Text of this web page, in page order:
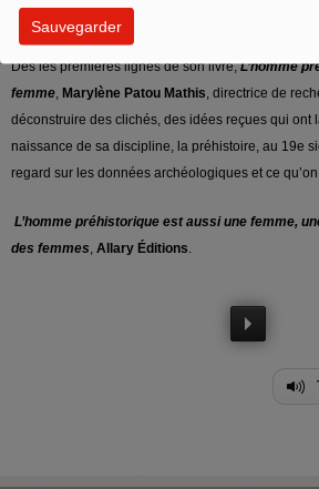
Sauvegarder
outils et été à l’origine d’innovations et
Dès les premières lignes de son livre,L’homme
femme Marylène Patou Mathis , directrice de
déconstruire des clichés, des idées reçues qui ont
naissance de sa discipline, la préhistoire, au 19e
regard sur les données archéologiques et ce
L’homme préhistorique est aussi une femme,
des femmes Allary Éditions